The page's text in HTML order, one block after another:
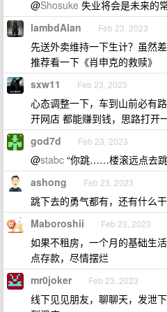
@Shosuke 失业将会是未来的
lambdAlan Feb 23, 2023
先送外卖维持一下生计？虽然
推荐看一下《肖申克的救赎》
sxw11 Feb 23, 2023
心态调整一下，车到山前必有
开网店 都能赚到钱，思路打开
god7d Feb 23, 2023
@stabc “你跳……楼滚远点去
ashong Feb 23, 2023
跳下去的勇气都有，还有什么干
Maboroshii Feb 23, 2023
如果不租房，一个月的基础生
点存款，尽情摆烂
mr0joker Feb 23, 2023
线下见见朋友，聊聊天，发泄